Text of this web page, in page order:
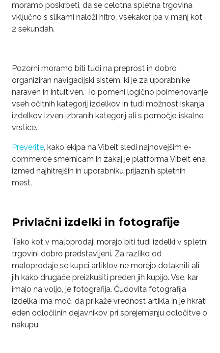
moramo poskrbeti, da se celotna spletna trgovina
vključno s slikami naloži hitro, vsekakor pa v manj kot
2 sekundah.
Pozorni moramo biti tudi na preprost in dobro
organiziran navigacijski sistem, ki je za uporabnike
naraven in intuitiven. To pomeni logično poimenovanje
vseh očitnih kategorij izdelkov in tudi možnost iskanja
izdelkov izven izbranih kategorij ali s pomočjo iskalne
vrstice.
Preverite, kako ekipa na Vibeit sledi najnovejšim e-
commerce smernicam in zakaj je platforma Vibeit ena
izmed najhitrejših in uporabniku prijaznih spletnih
mest.
Privlačni izdelki in fotografije
Tako kot v maloprodaji morajo biti tudi izdelki v spletni
trgovini dobro predstavljeni. Za razliko od
maloprodaje se kupci artiklov ne morejo dotakniti ali
jih kako drugače preizkusiti preden jih kupijo. Vse, kar
imajo na voljo, je fotografija. Čudovita fotografija
izdelka ima moč, da prikaže vrednost artikla in je hkrati
eden odločilnih dejavnikov pri sprejemanju odločitve o
nakupu.